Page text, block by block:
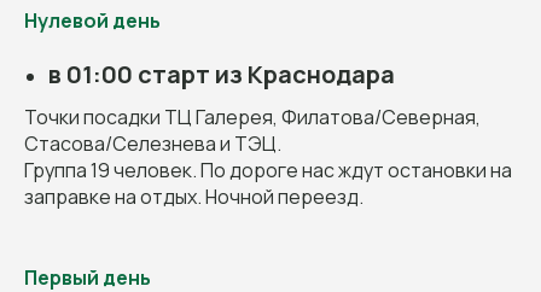
Нулевой день
в 01:00 старт из Краснодара
Точки посадки ТЦ Галерея, Филатова/Северная,
Стасова/Селезнева и ТЭЦ.
Группа 19 человек. По дороге нас ждут остановки на
заправке на отдых. Ночной переезд.
Первый день